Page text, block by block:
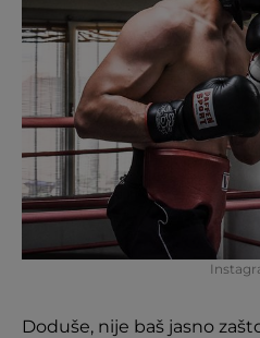
Doduše, nije baš jasno